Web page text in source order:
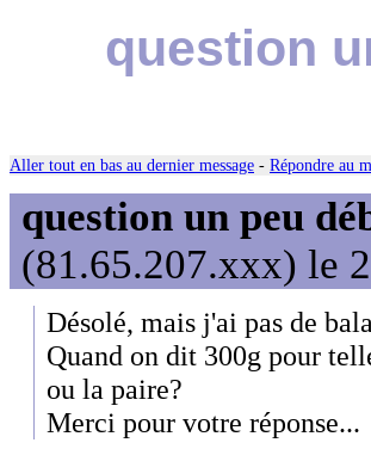
question
Aller tout en bas au dernier message - Répondre au
question un peu
(81.65.207.xxx) le
Désolé, mais j'ai pas de
Quand on dit 300g pour
ou la paire?
Merci pour votre réponse...